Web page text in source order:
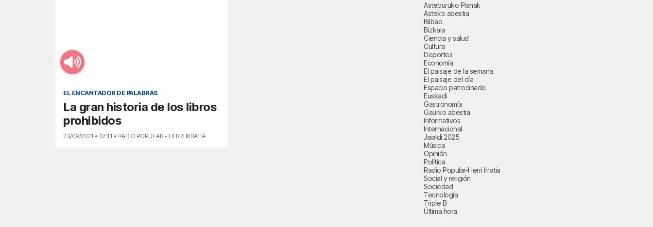
EL ENCANTADOR DE PALABRAS
La gran historia de los libros
prohibidos
23/09/2021 • 07:11 • RADIO POPULAR - HERRI IRRATIA
Asteburuko Planak
Asteko abestia
Bilbao
Bizkaia
Ciencia y salud
Cultura
Deportes
Economía
El paisaje de la semana
El paisaje del día
Espacio patrocinado
Euskadi
Gastronomía
Gaurko abestia
Informativos
Internacional
Jaialdi 2025
Música
Opinión
Política
Radio Popular-Herri Irratia
Social y religión
Sociedad
Tecnología
Triple B
Última hora